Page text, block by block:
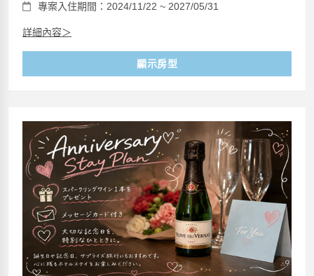
專案入住期間：2024/11/22 ~ 2027/05/31
詳細內容＞
顯示房型